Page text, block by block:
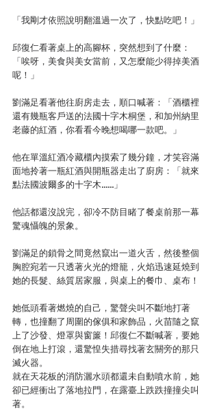
「我剛才依照說明翻溫過一次了，快點吃吧！」
邱復仁看著桌上的高腳杯，突然想到了什麼：
「唉呀，美食與美女當前，又怎麼能少得掉美酒
呢！」
劉滿足看著他往廚房走去，順口喊著：「酒櫃裡
還有幾瓶客戶送的法國十字木桐堡，和加州納里
老藤的紅酒，你看看今晚想喝哪一款吧。」
他在單溫紅酒冷藏櫃內摸索了幾分鐘，才笑容滿
面地拎著一瓶紅酒與開瓶器走出了廚房：「就來
點法國波爾多的十字木……」
他話都還沒說完，卻冷不防目睹了餐桌前那一幕
驚魂懾魄的景象。
劉滿足的鎖骨之間竟然竄出一道火舌，然後整個
胸腔宛若一只透著火光的燈籠，火焰迅速延燒到
她的長髮、絲質居家服，與桌上的餐巾、桌布！
她低頭看著燃燒的自己，驚聲尖叫不斷地打著
轉，也撞翻了周圍的傢俱和家飾品，火苗隨之竄
上了沙發、燈罩與窗簾！邱復仁不斷喊著，要她
倒在地上打滾，還驚惶失措尋找著玄關旁的那只
滅火器。
就在天花板的消防灑水頭都還未自動噴水前，她
卻已經衝出了落地拉門，在露臺上跌跌撞撞尖叫
著。